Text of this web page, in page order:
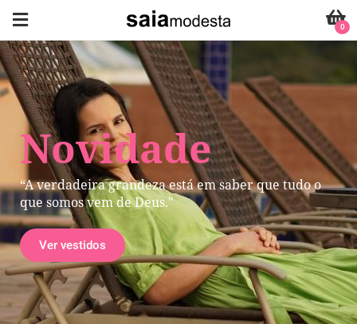
Novidade
“A verdadeira grandeza está em saber que tudo o
que somos vem de Deus."
Ver vestidos
0